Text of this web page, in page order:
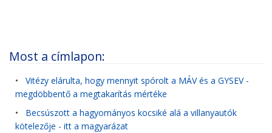
Most a címlapon:
• Vitézy elárulta, hogy mennyit spórolt a MÁV és a GYSEV -
megdöbbentő a megtakarítás mértéke
• Becsúszott a hagyományos kocsiké alá a villanyautók
kötelezője - itt a magyarázat